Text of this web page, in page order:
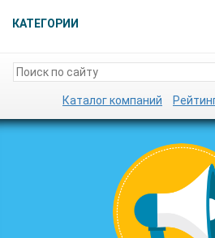
КАТЕГОРИИ
Каталог компаний